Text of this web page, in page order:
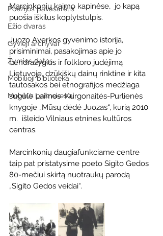
Poezijos pavasarėlis
Ežio dvaras
Gyvieji archyvai
Žymios datos
Mobilioji biblioteka
Mobilūs pašnekesiai
Marcinkonių kaimo kapinėse,  jo kapą
puošia iškilus koplytstulpis.
Juozo Averkos gyvenimo istorija,
prisiminimai, pasakojimas apie jo
bendražygius ir folkloro judėjimą
Lietuvoje, dzūkiškų dainų rinktinė ir kita
tautosakos bei etnografijos medžiaga
sugulė Laimos  Kurgonaitės-Purlienės
knygoje „Mūsų dėdė Juozas“, kurią 2010
m.  išleido Vilniaus etninės kultūros
centras.
Marcinkonių daugiafunkciame centre
taip pat pristatysime poeto Sigito Gedos
80-mečiui skirtą nuotraukų parodą
„Sigito Gedos veidai“.